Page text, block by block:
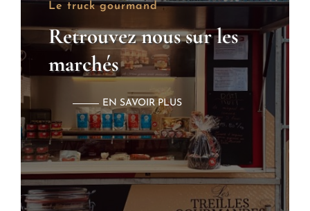
Le truck gourmand
Retrouvez nous sur les
marchés
EN SAVOIR PLUS